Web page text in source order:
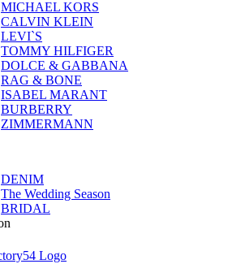
MICHAEL KORS
CALVIN KLEIN
LEVI`S
TOMMY HILFIGER
DOLCE & GABBANA
RAG & BONE
ISABEL MARANT
BURBERRY
ZIMMERMANN
DENIM
The Wedding Season
BRIDAL